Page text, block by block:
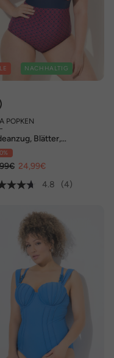
NACHHALTIG
POPKEN
Blätter,
Vorderfutter,
24,99€
4.8
(4)